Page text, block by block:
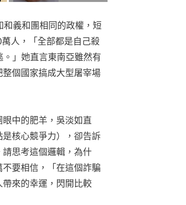
義和團相同的政權，短
人，「全部都是自己殺
」她直言東南亞雖然有
個國家搞成大型屠宰場
中的肥羊，吳淡如直
核心競爭力），卻告訴
思考這個邏輯，為什
要相信，「在這個詐騙
來的幸運，閃開比較